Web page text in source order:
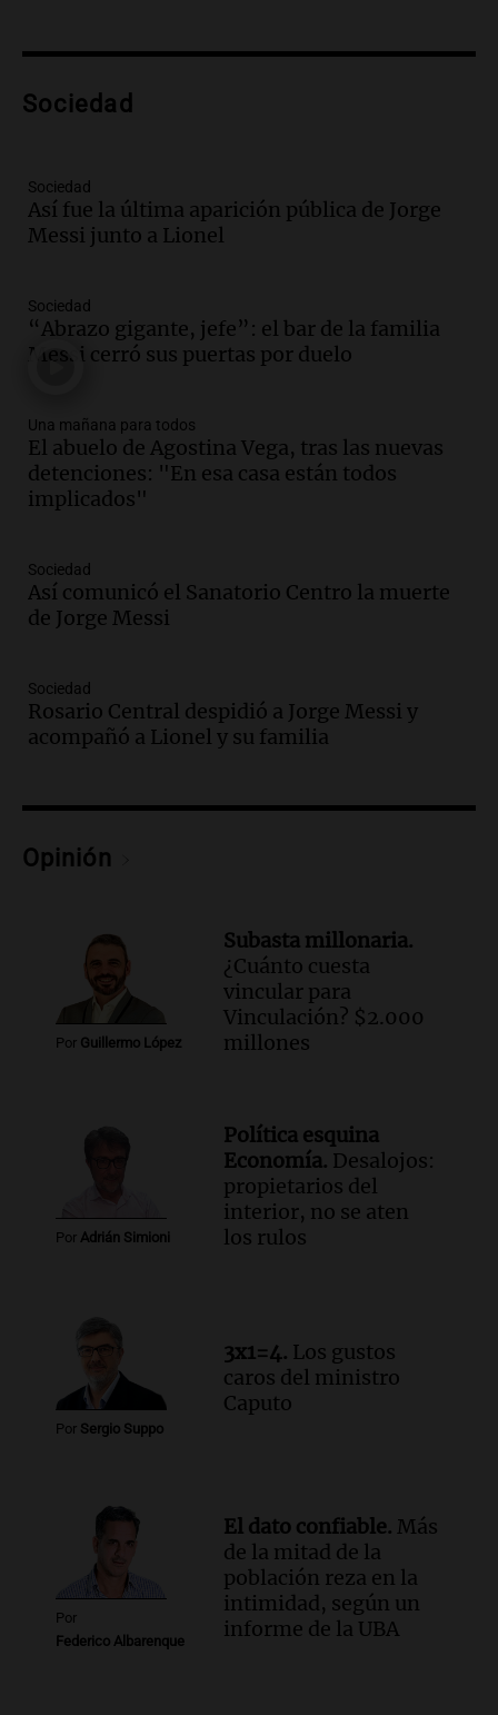
Audio.
Audio.Mateo, a los 25 años, lucha
contra el tiempo: necesita un trasplante
Episodios
Audio.Estiman que la inflación nacional
de julio será menor al 2,9% registrado
Una mañana para todos
Episodios
Audio.El Senado provincial establece
protocolo contra ciberbullying y
Episodios
Audio.Desayuno ideal: nutrición
personalizada y diversidad para romper
Panorama Federal
Episodios
Audio. Altas Cumbres: rescataron a una
Una mañana para todos
Episodios
Panorama Federal
Episodios
Audio.
Chile planteó mejorar la
conectividad fronteriza, aérea y digital
Audio.
Del fitness a la longevidad: por
qué crece el consumo de alimentos con
Una mañana para todos
Episodios
María
Panorama Federal
Episodios
Sociedad
Sociedad
Así fue la última aparición pública de Jorge
Messi junto a Lionel
Sociedad
“Abrazo gigante, jefe”: el bar de la familia
Messi cerró sus puertas por duelo
Una mañana para todos
El abuelo de Agostina Vega, tras las nuevas
detenciones: "En esa casa están todos
implicados"
Sociedad
Así comunicó el Sanatorio Centro la muerte
de Jorge Messi
Sociedad
Rosario Central despidió a Jorge Messi y
acompañó a Lionel y su familia
Opinión
Por Guillermo López
Subasta millonaria.
¿Cuánto cuesta
vincular para
Vinculación? $2.000
millones
Por Adrián Simioni
Política esquina
Economía. Desalojos:
propietarios del
interior, no se aten
los rulos
Por Sergio Suppo
3x1=4. Los gustos
caros del ministro
Caputo
Por
Federico Albarenque
El dato confiable. Más
de la mitad de la
población reza en la
intimidad, según un
informe de la UBA